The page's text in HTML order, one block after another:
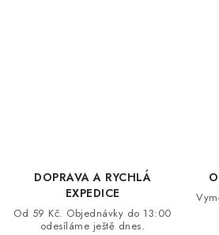
c
DOPRAVA A RYCHLÁ
EXPEDICE
Od 59 Kč. Objednávky do 13:00
odesíláme ještě dnes.